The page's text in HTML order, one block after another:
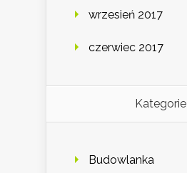
wrzesień 2017
czerwiec 2017
Kategorie
Budowlanka